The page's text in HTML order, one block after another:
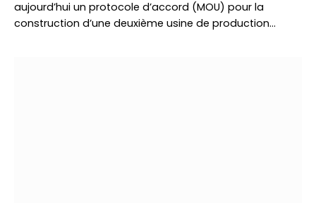
aujourd’hui un protocole d’accord (MOU) pour la
construction d’une deuxième usine de production…